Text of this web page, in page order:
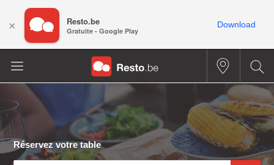
Réservez votre table
× Resto.be
Gratuite - Google Play
Download